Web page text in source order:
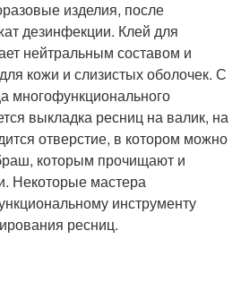
изделия, после
дезинфекции. Клей для
нейтральным составом и
кожи и слизистых оболочек. С
многофункционального
выкладка ресниц на валик, на
отверстие, в котором можно
которым прочищают и
Некоторые мастера
инструменту
ресниц.